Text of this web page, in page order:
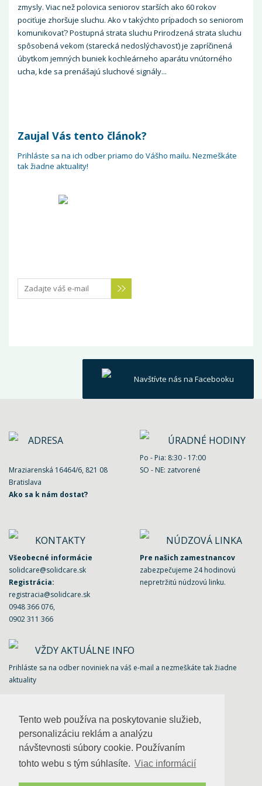
Tento web používa na poskytovanie služieb,
personalizáciu reklám a analýzu
návštevnosti súbory cookie. Používaním
tohto webu s tým súhlasíte. Viac informácií
zmysly. Viac než polovica seniorov starších ako 60 rokov
pociťuje zhoršuje sluchu. Ako v takýchto prípadoch so seniorom
komunikovať? Postupná strata sluchu Prirodzená strata sluchu
spôsobená vekom (starecká nedoslýchavosť) je zapríčinená
úbytkom jemných buniek kochleárneho aparátu vnútorného
ucha, kde sa prenášajú sluchové signály...
Zaujal Vás tento článok?
Prihláste sa na ich odber priamo do Vášho mailu. Nezmeškáte
tak žiadne aktuality!
Navštívte nás na Facebooku
ADRESA
Mraziarenská 16464/6, 821 08
Bratislava
Ako sa k nám dostať?
ÚRADNÉ HODINY
Po - Pia: 8:30 - 17:00
SO - NE: zatvorené
KONTAKTY
Všeobecné informácie
solidcare@solidcare.sk
Registrácia:
registracia@solidcare.sk
0948 366 076,
0902 311 366
NÚDZOVÁ LINKA
Pre našich zamestnancov
zabezpečujeme 24 hodinovú
nepretržitú núdzovú linku.
VŽDY AKTUÁLNE INFO
Prihláste sa na odber noviniek na váš e-mail a nezmeškáte tak žiadne
aktuality
UŽITOČNÉ INFO
Často kladené otázky